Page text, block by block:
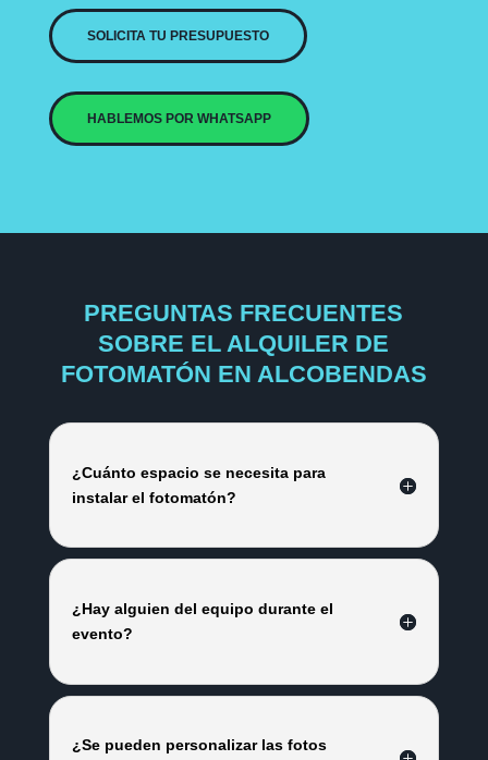
SOLICITA TU PRESUPUESTO
HABLEMOS POR WHATSAPP
PREGUNTAS FRECUENTES
SOBRE EL ALQUILER DE
FOTOMATÓN EN ALCOBENDAS
¿Cuánto espacio se necesita para
instalar el fotomatón?
¿Hay alguien del equipo durante el
evento?
¿Se pueden personalizar las fotos